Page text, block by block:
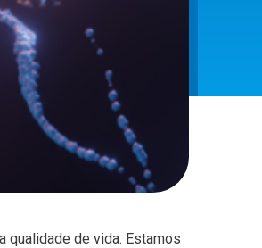
qualidade de vida. Estamos